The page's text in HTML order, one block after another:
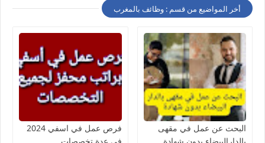
أخر المواضيع من قسم : وظائف بالمغرب
البحث عن عمل في مقهى
فرص عمل في اسفي 2024